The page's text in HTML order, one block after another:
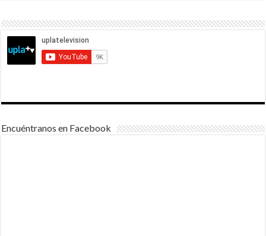
Encuéntranos en Facebook